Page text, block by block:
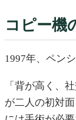
コピー機
1997年、ペン
「背が高く、
が二人の初対